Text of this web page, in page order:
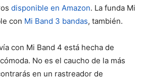
disponible en Amazon. La funda Mi
con Mi Band 3 bandas, también.
con Mi Band 4 está hecha de
No es el caucho de la más
en un rastreador de